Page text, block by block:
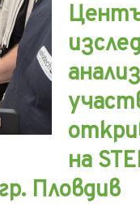
на
Пловдив